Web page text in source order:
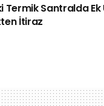
Termik Santralda
İtiraz